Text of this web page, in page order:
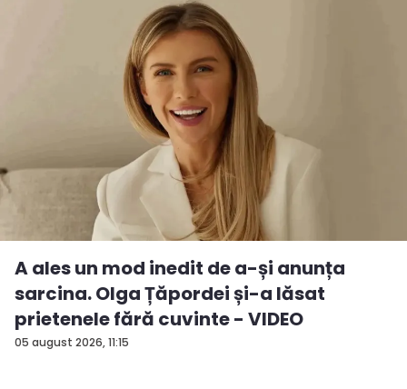
05 august 2026, 11:15
A ales un mod inedit de a-și anunța
sarcina. Olga Țăpordei și-a lăsat
prietenele fără cuvinte - VIDEO